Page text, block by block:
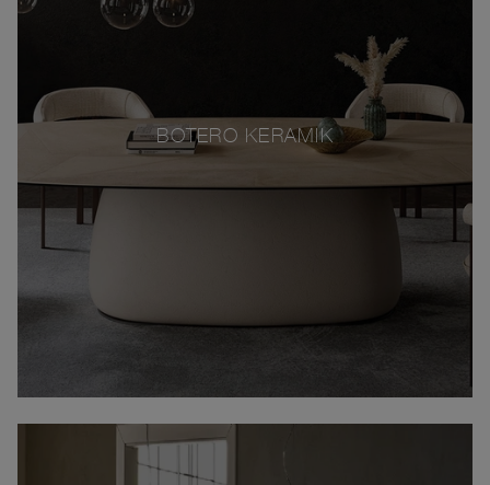
BOTERO KERAMIK